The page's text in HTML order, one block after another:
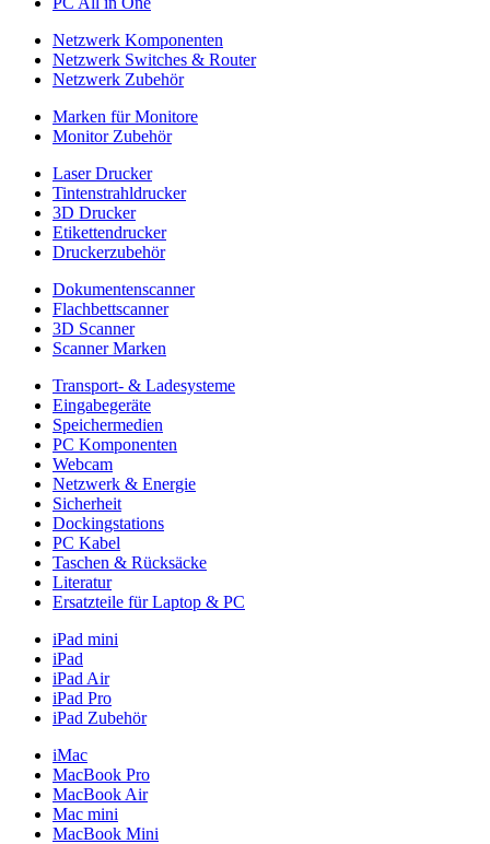
Netzwerk Komponenten
Netzwerk Switches & Router
Netzwerk Zubehör
Marken für Monitore
Monitor Zubehör
Laser Drucker
Tintenstrahldrucker
3D Drucker
Etikettendrucker
Druckerzubehör
Dokumentenscanner
Flachbettscanner
3D Scanner
Scanner Marken
Transport- & Ladesysteme
Eingabegeräte
Speichermedien
PC Komponenten
Webcam
Netzwerk & Energie
Sicherheit
Dockingstations
PC Kabel
Taschen & Rücksäcke
Literatur
Ersatzteile für Laptop & PC
iPad mini
iPad
iPad Air
iPad Pro
iPad Zubehör
iMac
MacBook Pro
MacBook Air
Mac mini
MacBook Mini